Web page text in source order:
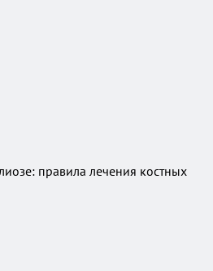
правила лечения костных